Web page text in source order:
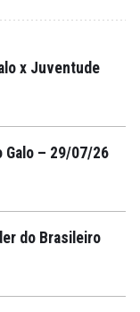
x Juventude
– 29/07/26
do Brasileiro